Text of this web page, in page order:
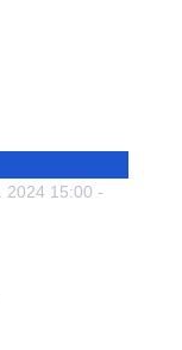
2024 15:00 -